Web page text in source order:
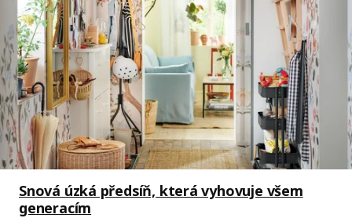
Snová úzká předsíň, která vyhovuje všem
generacím